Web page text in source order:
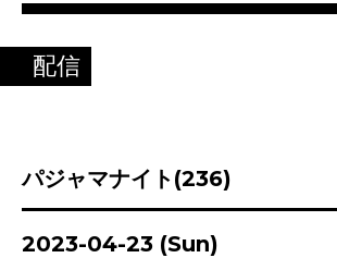
配信
パジャマナイト(236)
2023-04-23 (Sun)